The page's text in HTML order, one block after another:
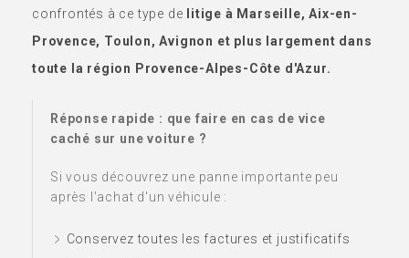
confrontés à ce type de
litige à Marseille, Aix-en-
Provence, Toulon, Avignon et plus largement dans
toute la région Provence-Alpes-Côte d'Azur.
Réponse rapide : que faire en cas de vice
caché sur une voiture ?
Si vous découvrez une panne importante peu
après l'achat d'un véhicule :
Conservez toutes les factures et justificatifs